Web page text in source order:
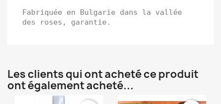
Fabriquée en Bulgarie dans la vallée
des roses, garantie.
Les clients qui ont acheté ce produit
ont également acheté...